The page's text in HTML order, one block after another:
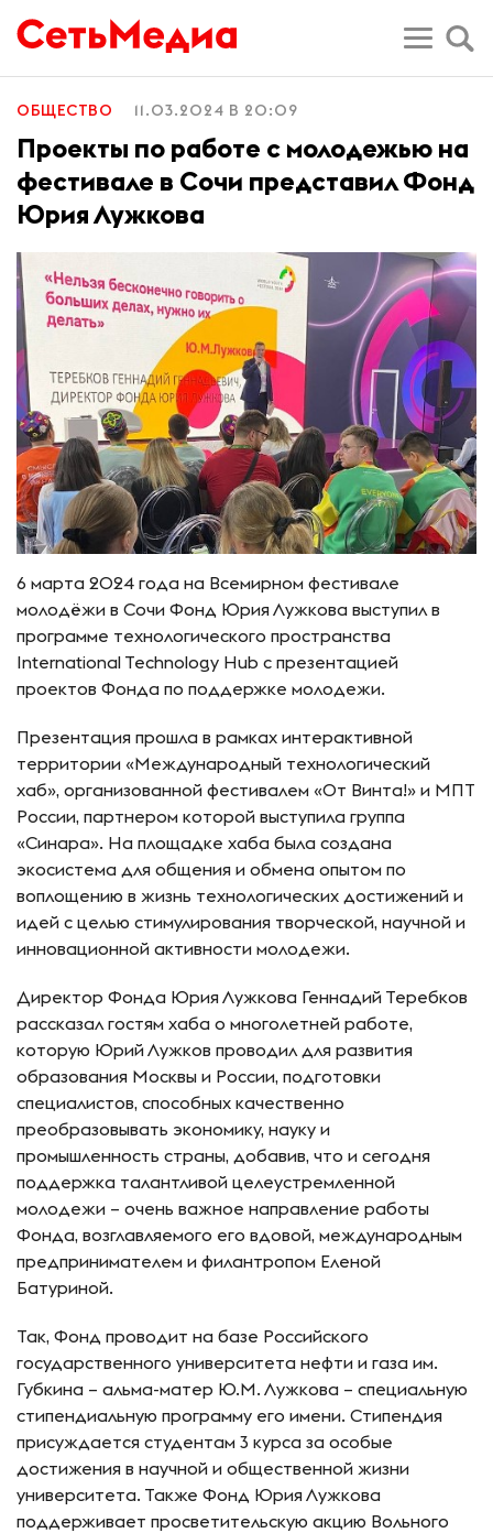
ОБЩЕСТВО 11.03.2024 В 20:09
Проекты по работе с молодежью на
фестивале в Сочи представил Фонд
Юрия Лужкова
6 марта 2024 года на Всемирном фестивале
молодёжи в Сочи Фонд Юрия Лужкова выступил в
программе технологического пространства
International Technology Hub с презентацией
проектов Фонда по поддержке молодежи.
Презентация прошла в рамках интерактивной
территории «Международный технологический
хаб», организованной фестивалем «От Винта!» и МПТ
России, партнером которой выступила группа
«Синара». На площадке хаба была создана
экосистема для общения и обмена опытом по
воплощению в жизнь технологических достижений и
идей с целью стимулирования творческой, научной и
инновационной активности молодежи.
Директор Фонда Юрия Лужкова Геннадий Теребков
рассказал гостям хаба о многолетней работе,
которую Юрий Лужков проводил для развития
образования Москвы и России, подготовки
специалистов, способных качественно
преобразовывать экономику, науку и
промышленность страны, добавив, что и сегодня
поддержка талантливой целеустремленной
молодежи – очень важное направление работы
Фонда, возглавляемого его вдовой, международным
предпринимателем и филантропом Еленой
Батуриной.
Так, Фонд проводит на базе Российского
государственного университета нефти и газа им.
Губкина – альма-матер Ю.М. Лужкова – специальную
стипендиальную программу его имени. Стипендия
присуждается студентам 3 курса за особые
достижения в научной и общественной жизни
университета. Также Фонд Юрия Лужкова
поддерживает просветительскую акцию Вольного